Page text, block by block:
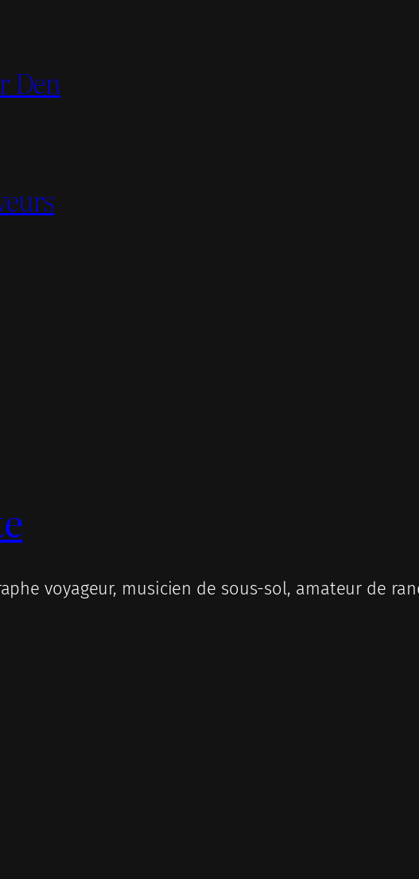
Den
voyageur, musicien de sous-sol, amateur de